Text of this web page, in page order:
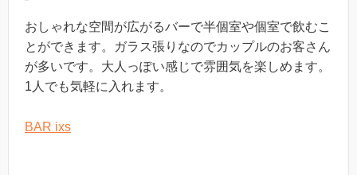
おしゃれな空間が広がるバーで半個室や個室で飲むこ
とができます。ガラス張りなのでカップルのお客さん
が多いです。大人っぽい感じで雰囲気を楽しめます。
1人でも気軽に入れます。
BAR ixs